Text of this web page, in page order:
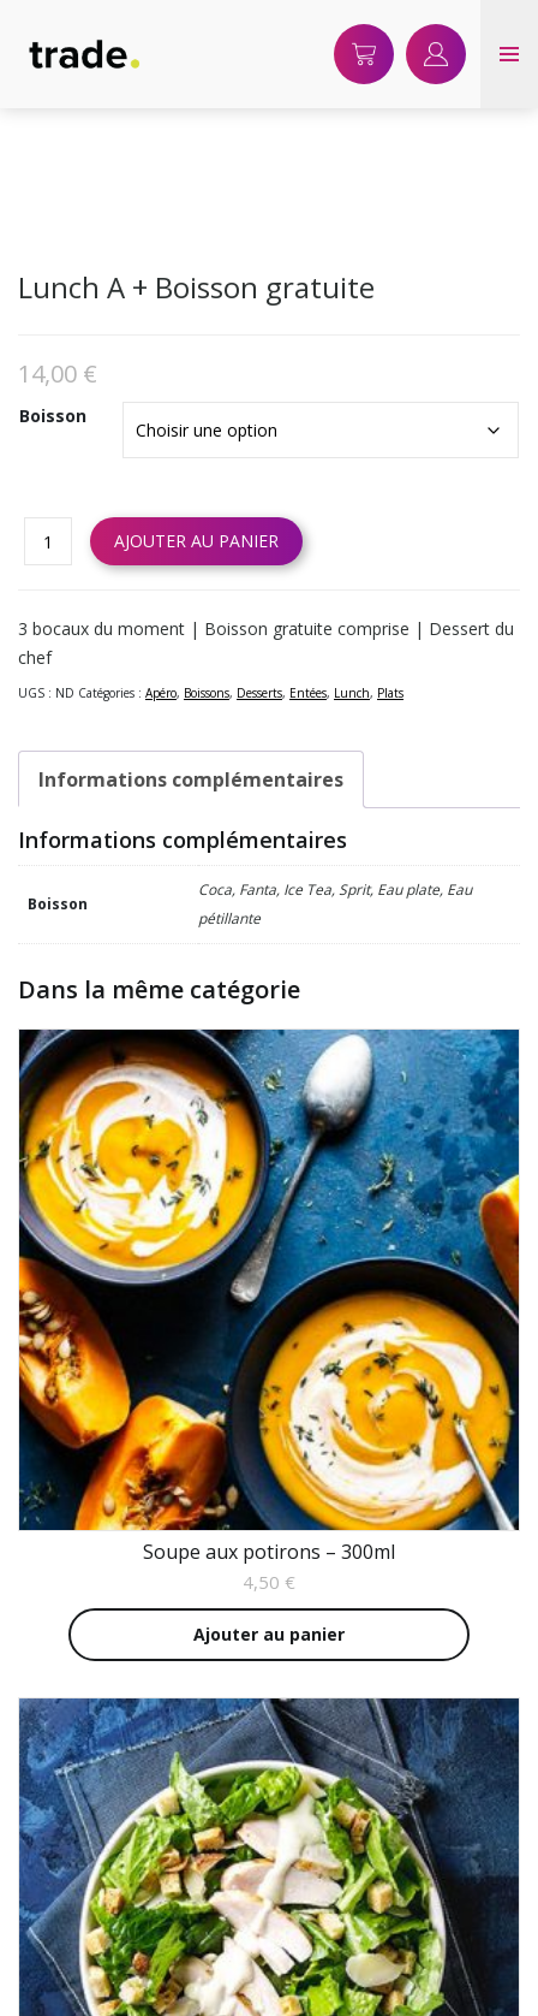
: The magic method WC_OD_Singleton::__wakeup() must have public visibility in
/home/clients/7c30e6abd4fffb872f11ea7daaa66635/sites/
content/plugins/woocommerce-order-delivery/includes/class-wc-od-
Lunch A + Boisson gratuite
14,00 €
3 bocaux du moment | Boisson gratuite comprise | Dessert du
chef
Boisson
AJOUTER AU PANIER
UGS : ND Catégories : Apéro, Boissons, Desserts, Entées, Lunch, Plats
Informations complémentaires
Informations complémentaires
Boisson
Coca, Fanta, Ice Tea, Sprit, Eau plate, Eau
pétillante
Dans la même catégorie
Soupe aux potirons – 300ml
4,50 €
Ajouter au panier